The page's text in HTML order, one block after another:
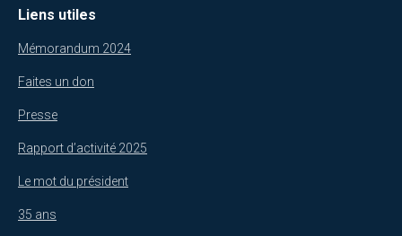
Liens utiles
Mémorandum 2024
Faites un don
Presse
Rapport d’activité 2025
Le mot du président
35 ans